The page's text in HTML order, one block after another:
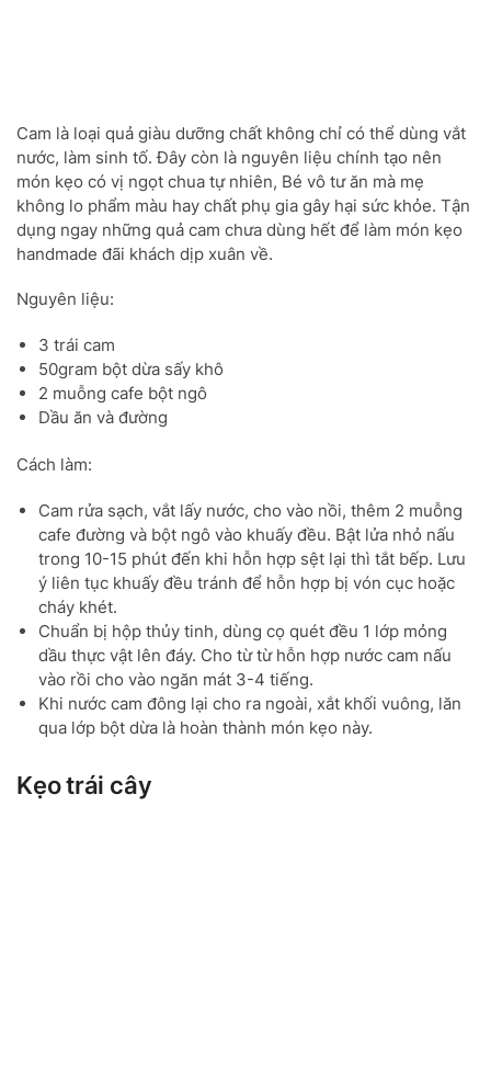
Cam là loại quả giàu dưỡng chất không chỉ có thể dùng vắt
nước, làm sinh tố. Đây còn là nguyên liệu chính tạo nên
món kẹo có vị ngọt chua tự nhiên, Bé vô tư ăn mà mẹ
không lo phẩm màu hay chất phụ gia gây hại sức khỏe. Tận
dụng ngay những quả cam chưa dùng hết để làm món kẹo
handmade đãi khách dịp xuân về.
Nguyên liệu:
3 trái cam
50gram bột dừa sấy khô
2 muỗng cafe bột ngô
Dầu ăn và đường
Cách làm:
Cam rửa sạch, vắt lấy nước, cho vào nồi, thêm 2 muỗng
cafe đường và bột ngô vào khuấy đều. Bật lửa nhỏ nấu
trong 10-15 phút đến khi hỗn hợp sệt lại thì tắt bếp. Lưu
ý liên tục khuấy đều tránh để hỗn hợp bị vón cục hoặc
cháy khét.
Chuẩn bị hộp thủy tinh, dùng cọ quét đều 1 lớp mỏng
dầu thực vật lên đáy. Cho từ từ hỗn hợp nước cam nấu
vào rồi cho vào ngăn mát 3-4 tiếng.
Khi nước cam đông lại cho ra ngoài, xắt khối vuông, lăn
qua lớp bột dừa là hoàn thành món kẹo này.
Kẹo trái cây